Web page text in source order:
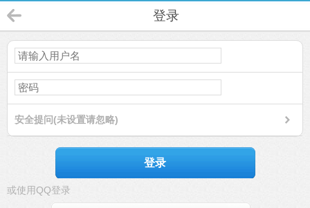
登录
安全提问(未设置请忽略)
登录
或使用QQ登录